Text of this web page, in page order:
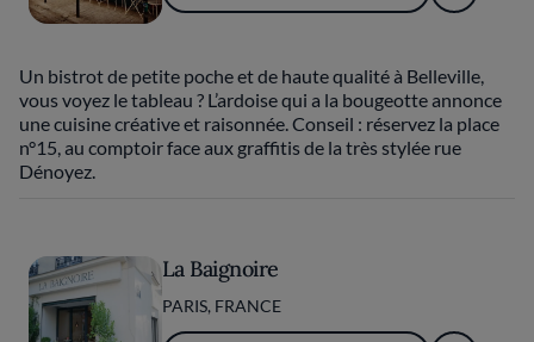
Un bistrot de petite poche et de haute qualité à Belleville,
vous voyez le tableau ? L’ardoise qui a la bougeotte annonce
une cuisine créative et raisonnée. Conseil : réservez la place
n°15, au comptoir face aux graffitis de la très stylée rue
Dénoyez.
La Baignoire
PARIS, FRANCE